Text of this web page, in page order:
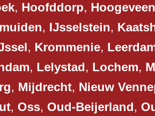
, Hoofddorp, Hoogeveen
, IJsselstein,
, Krommenie,
, Lelystad, Lochem,
, Mijdrecht, Nieuw
, Oss, Oud-Beijerland,